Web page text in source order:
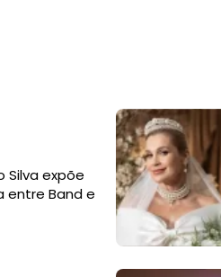
expõe
entre Band e